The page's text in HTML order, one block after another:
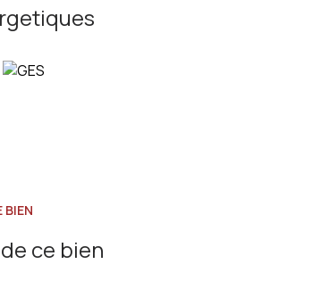
BIEN
ce bien